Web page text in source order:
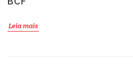
Leia mais